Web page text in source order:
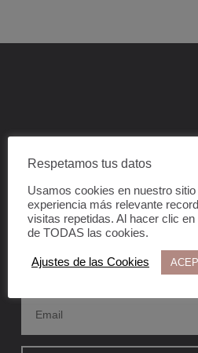
Suscríbete a
newsletter
Respetamos tus datos
Usamos cookies en nuestro
experiencia más relevante
visitas repetidas. Al hacer clic
de TODAS las cookies.
Ajustes de las Cookies